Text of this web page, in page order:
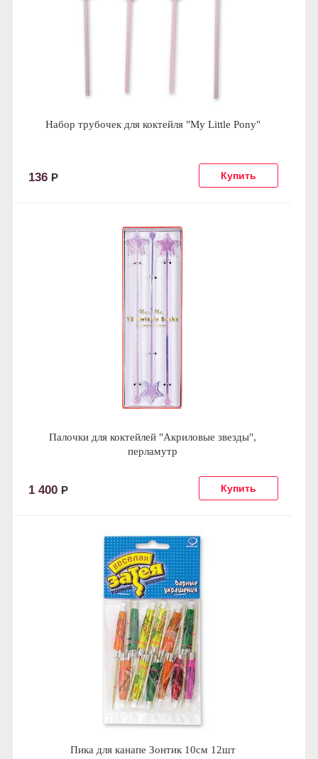
Набор трубочек для коктейля "My Little Pony"
136 Р
Палочки для коктейлей "Акриловые звезды",
перламутр
1 400 Р
Пика для канапе Зонтик 10см 12шт